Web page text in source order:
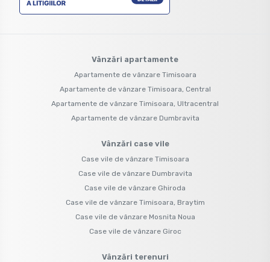
Vânzări apartamente
Apartamente de vânzare Timisoara
Apartamente de vânzare Timisoara, Central
Apartamente de vânzare Timisoara, Ultracentral
Apartamente de vânzare Dumbravita
Vânzări case vile
Case vile de vânzare Timisoara
Case vile de vânzare Dumbravita
Case vile de vânzare Ghiroda
Case vile de vânzare Timisoara, Braytim
Case vile de vânzare Mosnita Noua
Case vile de vânzare Giroc
Vânzări terenuri